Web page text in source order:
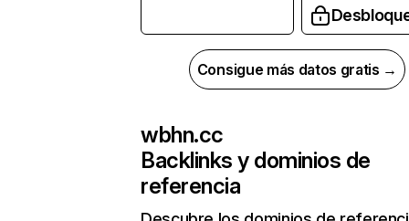
Consigue más datos gratis →
wbhn.cc
Backlinks y dominios de
referencia